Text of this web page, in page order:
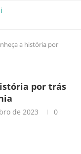
a história por
por trás
de 2023
0